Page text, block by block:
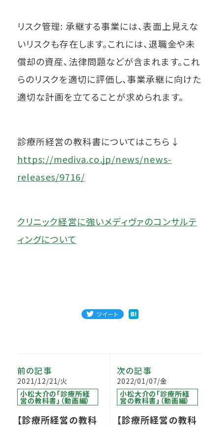
リスク管理: 承継する事業には、表面上見えな
いリスクも存在します。これには、退職金や未
償却の資産、法律問題などが含まれます。これ
らのリスクを適切に評価し、事業承継に向けた
適切な計画を立てることが求められます。
診療所経営の教科書についてはこちら↓
https://mediva.co.jp/news/news-
releases/9716/
クリニック経営に強いメディヴァのコンサルテ
ィングについて
ツイート
前の記事
2021/12/21/火
小松大介の「診療所経
営の教科書」（動画編）
【診療所経営の教科
次の記事
2022/01/07/金
小松大介の「診療所経
営の教科書」（動画編）
【診療所経営の教科